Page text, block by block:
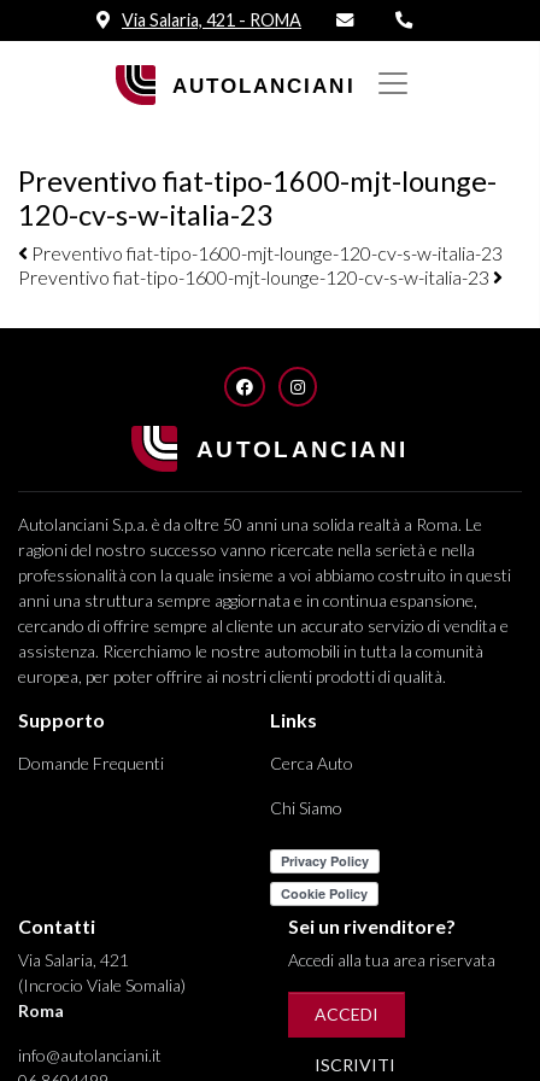
Via Salaria, 421 - ROMA
Preventivo fiat-tipo-1600-mjt-lounge-
120-cv-s-w-italia-23
Navigazione elementi
Preventivo fiat-tipo-1600-mjt-lounge-120-cv-s-w-italia-23
Preventivo fiat-tipo-1600-mjt-lounge-120-cv-s-w-italia-23
FACEBOOKINSTAGRAM
Autolanciani S.p.a. è da oltre 50 anni una solida realtà a Roma. Le
ragioni del nostro successo vanno ricercate nella serietà e nella
professionalità con la quale insieme a voi abbiamo costruito in questi
anni una struttura sempre aggiornata e in continua espansione,
cercando di offrire sempre al cliente un accurato servizio di vendita e
assistenza. Ricerchiamo le nostre automobili in tutta la comunità
europea, per poter offrire ai nostri clienti prodotti di qualità.
Supporto
Domande Frequenti
Links
Cerca Auto
Chi Siamo
Contatti
Via Salaria, 421
(Incrocio Viale Somalia)
Roma
info@autolanciani.it
Sei un rivenditore?
Accedi alla tua area riservata
ACCEDI
ISCRIVITI